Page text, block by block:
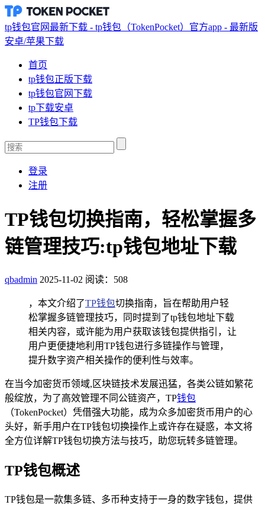
tp钱包官网最新下载 - tp钱包（TokenPocket）官方app - 最新版
安卓/苹果下载
首页
tp钱包正版下载
tp钱包官网下载
tp下载安卓
TP钱包下载
登录
注册
TP钱包切换指南，轻松掌握多
链管理技巧:tp钱包地址下载
qbadmin 2025-11-02 阅读：508
，本文介绍了TP钱包切换指南，旨在帮助用户轻
松掌握多链管理技巧，同时提到了tp钱包地址下载
相关内容，或许能为用户获取该钱包提供指引，让
用户更便捷地利用TP钱包进行多链操作与管理，
提升数字资产相关操作的便利性与效率。
在当今加密货币领域,区块链技术发展迅猛，各类公链如繁花
般绽放，为了高效管理不同公链资产，TP钱包
（TokenPocket）凭借强大功能，成为众多加密货币用户的心
头好，新手用户在TP钱包切换操作上或许存在疑惑，本文将
全方位详解TP钱包切换方法与技巧，助您玩转多链管理。
TP钱包概述
TP钱包是一款集多链、多币种支持于一身的数字钱包，提供